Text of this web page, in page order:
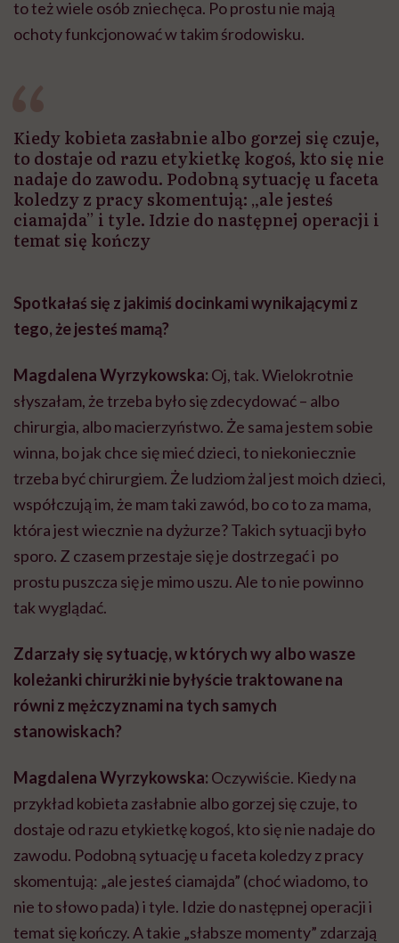
to też wiele osób zniechęca. Po prostu nie mają
ochoty funkcjonować w takim środowisku.
Kiedy kobieta zasłabnie albo gorzej się czuje,
to dostaje od razu etykietkę kogoś, kto się nie
nadaje do zawodu. Podobną sytuację u faceta
koledzy z pracy skomentują: „ale jesteś
ciamajda” i tyle. Idzie do następnej operacji i
temat się kończy
Spotkałaś się z jakimiś docinkami wynikającymi z
tego, że jesteś mamą?
Magdalena Wyrzykowska: Oj, tak. Wielokrotnie
słyszałam, że trzeba było się zdecydować – albo
chirurgia, albo macierzyństwo. Że sama jestem sobie
winna, bo jak chce się mieć dzieci, to niekoniecznie
trzeba być chirurgiem. Że ludziom żal jest moich dzieci,
współczują im, że mam taki zawód, bo co to za mama,
która jest wiecznie na dyżurze? Takich sytuacji było
sporo. Z czasem przestaje się je dostrzegać i po
prostu puszcza się je mimo uszu. Ale to nie powinno
tak wyglądać.
Zdarzały się sytuację, w których wy albo wasze
koleżanki chirurżki nie byłyście traktowane na
równi z mężczyznami na tych samych
stanowiskach?
Magdalena Wyrzykowska: Oczywiście. Kiedy na
przykład kobieta zasłabnie albo gorzej się czuje, to
dostaje od razu etykietkę kogoś, kto się nie nadaje do
zawodu. Podobną sytuację u faceta koledzy z pracy
skomentują: „ale jesteś ciamajda” (choć wiadomo, to
nie to słowo pada) i tyle. Idzie do następnej operacji i
temat się kończy. A takie „słabsze momenty” zdarzają